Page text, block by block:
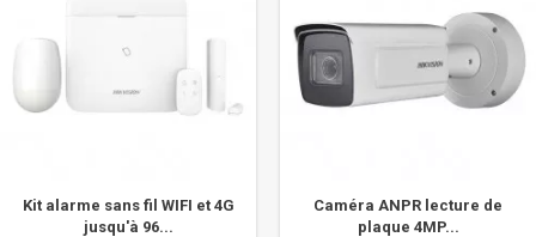
Kit alarme sans fil WIFI et 4G
jusqu'à 96...
Caméra ANPR lecture de
plaque 4MP...